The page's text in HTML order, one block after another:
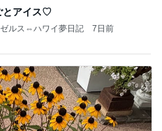
とアイス♡
ルス⇔ハワイ夢日記 7日前